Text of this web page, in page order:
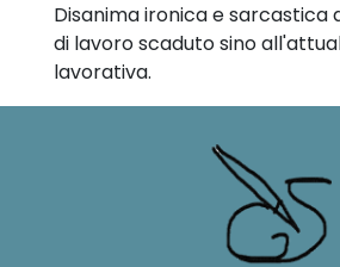
Disanima ironica e sarcastica
di lavoro scaduto sino
lavorativa.